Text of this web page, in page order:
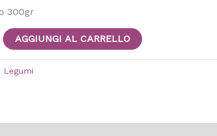
300gr
AGGIUNGI AL CARRELLO
Legumi